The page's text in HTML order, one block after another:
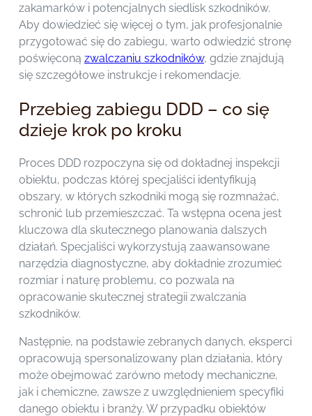
zakamarków i potencjalnych siedlisk szkodników.
Aby dowiedzieć się więcej o tym, jak profesjonalnie
przygotować się do zabiegu, warto odwiedzić stronę
poświęconą zwalczaniu szkodników, gdzie znajdują
się szczegółowe instrukcje i rekomendacje.
Przebieg zabiegu DDD – co się
dzieje krok po kroku
Proces DDD rozpoczyna się od dokładnej inspekcji
obiektu, podczas której specjaliści identyfikują
obszary, w których szkodniki mogą się rozmnażać,
schronić lub przemieszczać. Ta wstępna ocena jest
kluczowa dla skutecznego planowania dalszych
działań. Specjaliści wykorzystują zaawansowane
narzędzia diagnostyczne, aby dokładnie zrozumieć
rozmiar i naturę problemu, co pozwala na
opracowanie skutecznej strategii zwalczania
szkodników.
Następnie, na podstawie zebranych danych, eksperci
opracowują spersonalizowany plan działania, który
może obejmować zarówno metody mechaniczne,
jak i chemiczne, zawsze z uwzględnieniem specyfiki
danego obiektu i branży. W przypadku obiektów